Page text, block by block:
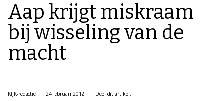
Aap krijgt miskraam
bij wisseling van de
macht
KIJK-redactie
24 februari 2012
Deel dit artikel: